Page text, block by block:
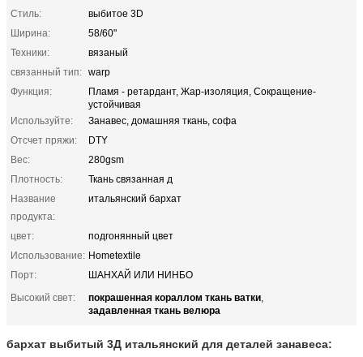
Стиль:
выбитое 3D
Ширина:
58/60"
Техники:
вязаный
связанный тип: warp
Функция:
Пламя - ретардант, Жар-изоляция, Сокращение-
устойчивая
Используйте:
Занавес, домашняя ткань, софа
Отсчет пряжи:
DTY
Вес:
280gsm
Плотность:
Ткань связанная д
Название
продукта:
итальянский бархат
цвет:
подгонянный цвет
Использование: Hometextile
Порт:
ШАНХАЙ ИЛИ НИНБО
Высокий свет:
покрашенная кораллом ткань ватки,
задавленная ткань велюра
бархат выбитый 3Д итальянский для деталей занавеса: